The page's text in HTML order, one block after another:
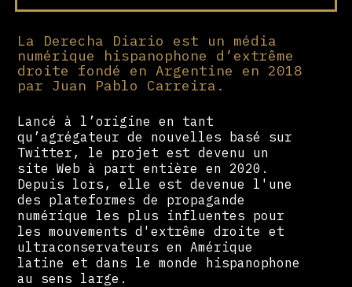
La Derecha Diario est un média
numérique hispanophone d’extrême
droite fondé en Argentine en 2018
par Juan Pablo Carreira.
Lancé à l’origine en tant
qu’agrégateur de nouvelles basé sur
Twitter, le projet est devenu un
site Web à part entière en 2020.
Depuis lors, elle est devenue l'une
des plateformes de propagande
numérique les plus influentes pour
les mouvements d'extrême droite et
ultraconservateurs en Amérique
latine et dans le monde hispanophone
au sens large.